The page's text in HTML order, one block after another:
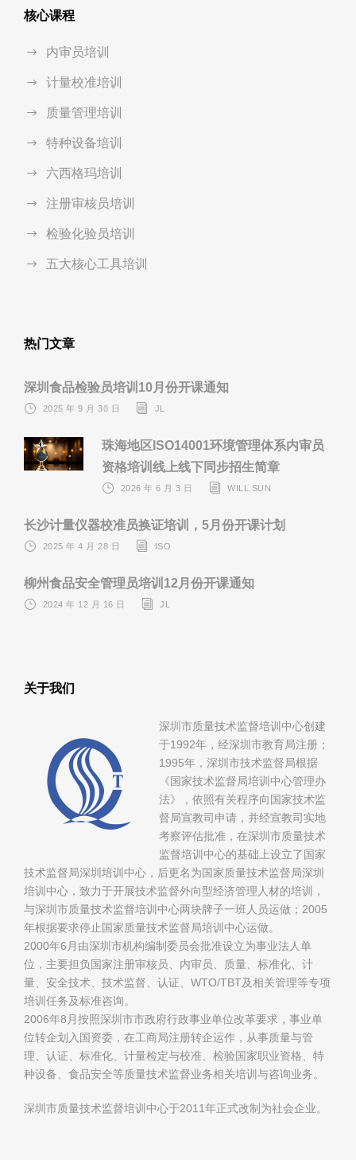
核心课程
内审员培训
计量校准培训
质量管理培训
特种设备培训
六西格玛培训
注册审核员培训
检验化验员培训
五大核心工具培训
热门文章
深圳食品检验员培训10月份开课通知
2025 年 9 月 30 日 JL
珠海地区ISO14001环境管理体系内审员
资格培训线上线下同步招生简章
2026 年 6 月 3 日 WILL.SUN
长沙计量仪器校准员换证培训，5月份开课计划
2025 年 4 月 28 日 ISO
柳州食品安全管理员培训12月份开课通知
2024 年 12 月 16 日 JL
关于我们
深圳市质量技术监督培训中心创建
于1992年，经深圳市教育局注册；
1995年，深圳市技术监督局根据
《国家技术监督局培训中心管理办
法》，依照有关程序向国家技术监
督局宣教司申请，并经宣教司实地
考察评估批准，在深圳市质量技术
监督培训中心的基础上设立了国家
技术监督局深圳培训中心，后更名为国家质量技术监督局深圳
培训中心，致力于开展技术监督外向型经济管理人材的培训，
与深圳市质量技术监督培训中心两块牌子一班人员运做；2005
年根据要求停止国家质量技术监督局培训中心运做。
2000年6月由深圳市机构编制委员会批准设立为事业法人单
位，主要担负国家注册审核员、内审员、质量、标准化、计
量、安全技术、技术监督、认证、WTO/TBT及相关管理等专项
培训任务及标准咨询。
2006年8月按照深圳市市政府行政事业单位改革要求，事业单
位转企划入国资委，在工商局注册转企运作，从事质量与管
理、认证、标准化、计量检定与校准、检验国家职业资格、特
种设备、食品安全等质量技术监督业务相关培训与咨询业务。
深圳市质量技术监督培训中心于2011年正式改制为社会企业。